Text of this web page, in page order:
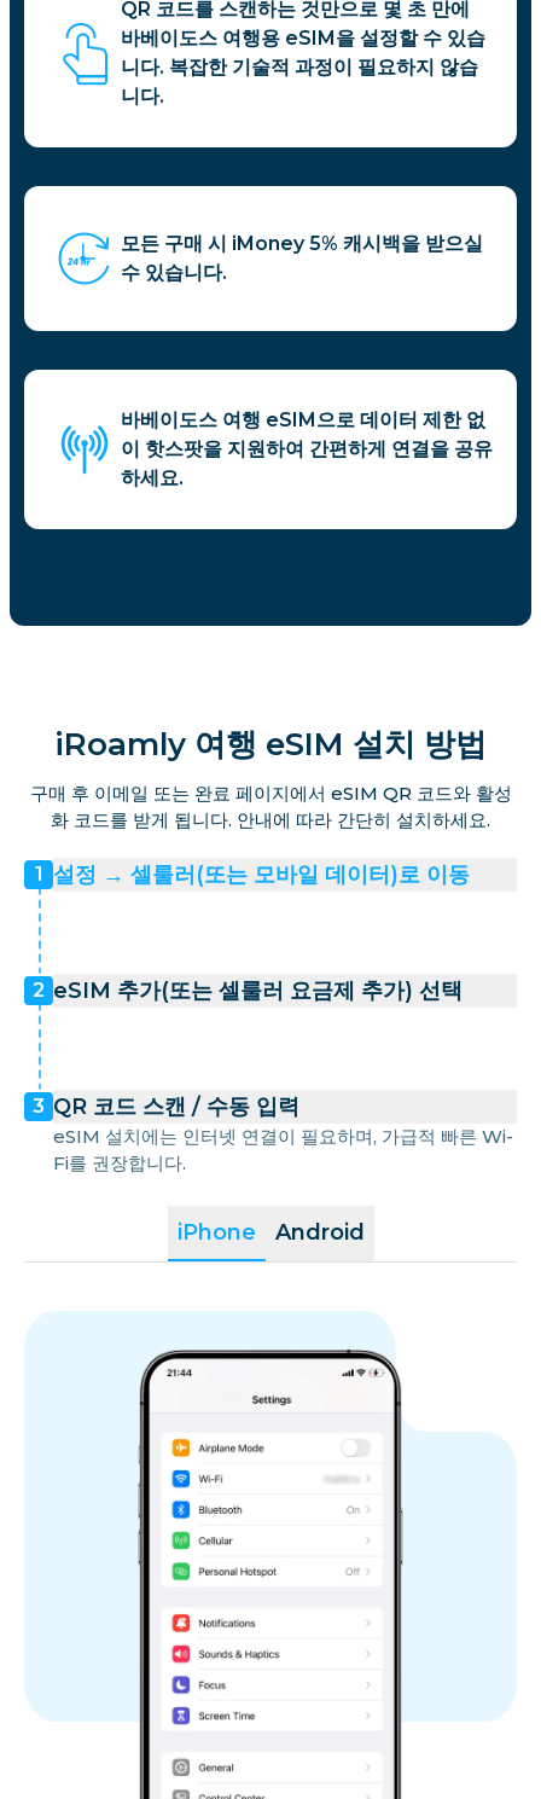
QR 코드를 스캔하는 것만으로 몇 초 만에
바베이도스 여행용 eSIM을 설정할 수 있습
니다. 복잡한 기술적 과정이 필요하지 않습
니다.
모든 구매 시 iMoney 5% 캐시백을 받으실
수 있습니다.
바베이도스 여행 eSIM으로 데이터 제한 없
이 핫스팟을 지원하여 간편하게 연결을 공유
하세요.
iRoamly 여행 eSIM 설치 방법
구매 후 이메일 또는 완료 페이지에서 eSIM QR 코드와 활성
화 코드를 받게 됩니다. 안내에 따라 간단히 설치하세요.
iPhone Android
1 설정 → 셀룰러(또는 모바일 데이터)로 이동
2 eSIM 추가(또는 셀룰러 요금제 추가) 선택
3 QR 코드 스캔 / 수동 입력
eSIM 설치에는 인터넷 연결이 필요하며, 가급적 빠른 Wi-
Fi를 권장합니다.